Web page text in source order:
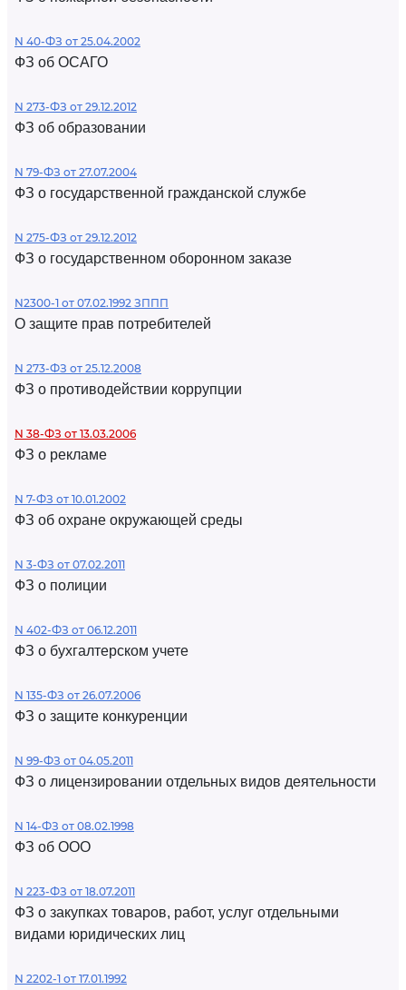
N 40-ФЗ от 25.04.2002
ФЗ об ОСАГО
N 273-ФЗ от 29.12.2012
ФЗ об образовании
N 79-ФЗ от 27.07.2004
ФЗ о государственной гражданской службе
N 275-ФЗ от 29.12.2012
ФЗ о государственном оборонном заказе
N2300-1 от 07.02.1992 ЗППП
О защите прав потребителей
N 273-ФЗ от 25.12.2008
ФЗ о противодействии коррупции
N 38-ФЗ от 13.03.2006
ФЗ о рекламе
N 7-ФЗ от 10.01.2002
ФЗ об охране окружающей среды
N 3-ФЗ от 07.02.2011
ФЗ о полиции
N 402-ФЗ от 06.12.2011
ФЗ о бухгалтерском учете
N 135-ФЗ от 26.07.2006
ФЗ о защите конкуренции
N 99-ФЗ от 04.05.2011
ФЗ о лицензировании отдельных видов деятельности
N 14-ФЗ от 08.02.1998
ФЗ об ООО
N 223-ФЗ от 18.07.2011
ФЗ о закупках товаров, работ, услуг отдельными
видами юридических лиц
N 2202-1 от 17.01.1992